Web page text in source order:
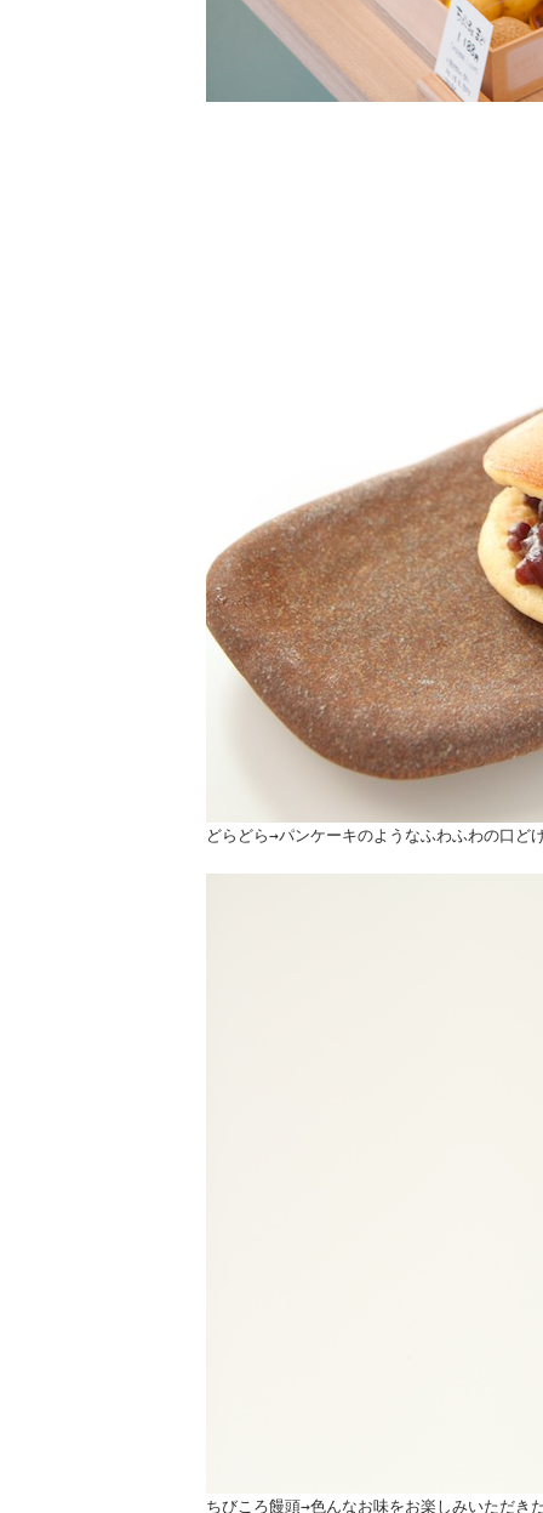
どらどら→パンケーキのようなふわふわの口ど
ちびころ饅頭→色んなお味をお楽しみいただき